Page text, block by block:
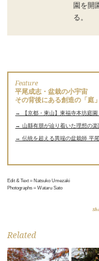
園を開
る。
Feature
平尾成志・盆栽の小宇宙
その背後にある創造の「庭」
→ 【京都・東山】東福寺本坊庭
→ 山縣有朋が辿り着いた理想の楽
→ 伝統を超える異端の盆栽師 平
Edit & Text＝Natsuko Umezaki
Photographs＝Wataru Sato
Related